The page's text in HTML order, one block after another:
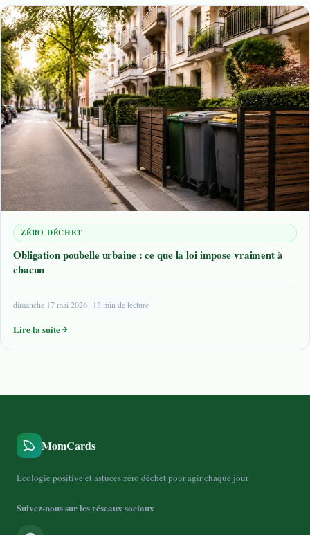
ZÉRO DÉCHET
Obligation poubelle urbaine : ce que la loi impose vraiment à
chacun
dimanche 17 mai 2026 13 min de lecture
Lire la suite
MomCards
Écologie positive et astuces zéro déchet pour agir chaque jour
Suivez-nous sur les réseaux sociaux